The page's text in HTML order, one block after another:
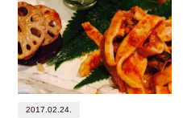
2017.02.24.